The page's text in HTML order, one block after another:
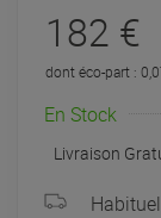
182 €
dont éco-part :
En Stock
Livraison